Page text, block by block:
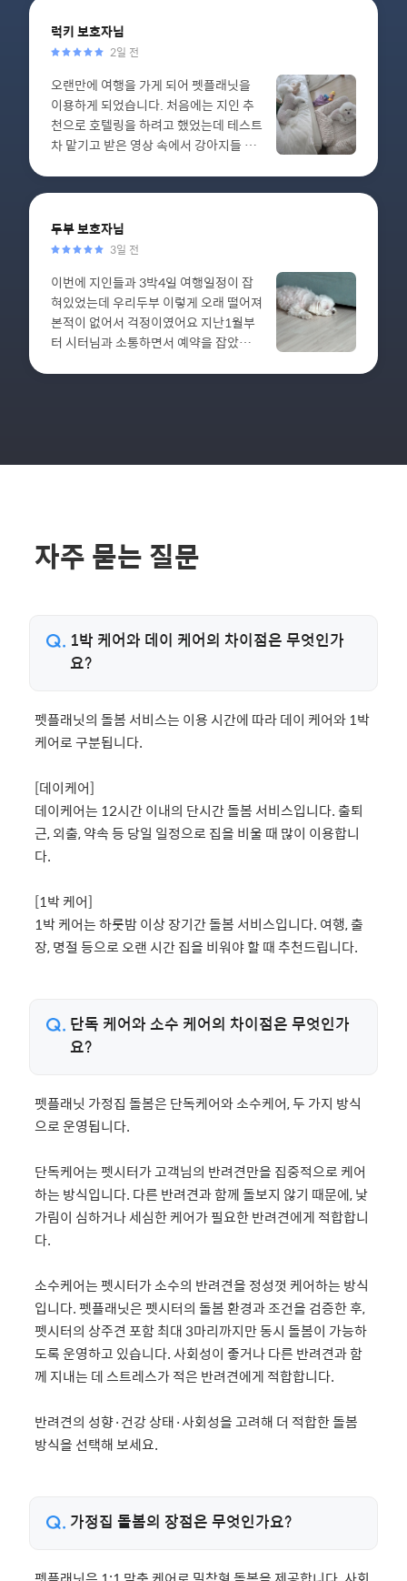
족 이외에는 절대 하지 않는 행동들을 조
금씩 하는걸 보고 너무 신기했답니다 😍
골 어르신도 마음 편히 뵙고 왔어요! 일지
도 항상 사랑 가득 정성 가득하게 써주시
고, 산책도 감자 좋아하는 공놀이도 해주
시고, 밤에 거실에서 같이 주무셔주시기
럭키보호자님
2일 전
오랜만에 여행을 가게 되어 펫플래닛을
이용하게 되었습니다. 처음에는 지인 추
천으로 호텔링을 하려고 했었는데 테스트
차 맡기고 받은 영상 속에서 강아지들 표
봄이라 걱정이 많았지만 처음부터 아이들
의 특징과 하루생활에 대해 상세하게 물
로 만나뵈니 마음이 편안해졌답니다. 일
지도 자주 보내주시고 중간중간 소통도
원활히 해주셔서 안심하고 편히 여행을
다녀올수있었어요. 무엇보다 보내주시는
두부보호자님
3일 전
이번에 지인들과 3박4일 여행일정이 잡
혀있었는데 우리두부 이렇게 오래 떨어져
본적이 없어서 걱정이였어요 지난1월부
터 시터님과 소통하면서 예약을 잡았고
편하게 잘있는 사진보면 제가 걱정이 안
여름이라 아침일찍 산책시켜주신것도 정
말 고생많으셨어요 올여름 잘보내시고 항
자주 묻는 질문
1박 케어와 데이 케어의 차이점은 무엇인가
요?
펫플래닛의 돌봄 서비스는 이용 시간에 따라 데이 케어와 1박
케어로 구분됩니다.
[데이케어]
데이케어는 12시간 이내의 단시간 돌봄 서비스입니다. 출퇴
근, 외출, 약속 등 당일 일정으로 집을 비울 때 많이 이용합니
다.
[1박 케어]
1박 케어는 하룻밤 이상 장기간 돌봄 서비스입니다. 여행, 출
장, 명절 등으로 오랜 시간 집을 비워야 할 때 추천드립니다.
단독 케어와 소수 케어의 차이점은 무엇인가
요?
펫플래닛 가정집 돌봄은 단독케어와 소수케어, 두 가지 방식
으로 운영됩니다.
단독케어는 펫시터가 고객님의 반려견만을 집중적으로 케어
하는 방식입니다. 다른 반려견과 함께 돌보지 않기 때문에, 낯
가림이 심하거나 세심한 케어가 필요한 반려견에게 적합합니
다.
소수케어는 펫시터가 소수의 반려견을 정성껏 케어하는 방식
입니다. 펫플래닛은 펫시터의 돌봄 환경과 조건을 검증한 후,
펫시터의 상주견 포함 최대 3마리까지만 동시 돌봄이 가능하
도록 운영하고 있습니다. 사회성이 좋거나 다른 반려견과 함
께 지내는 데 스트레스가 적은 반려견에게 적합합니다.
반려견의 성향·건강 상태·사회성을 고려해 더 적합한 돌봄
방식을 선택해 보세요.
가정집 돌봄의 장점은 무엇인가요?